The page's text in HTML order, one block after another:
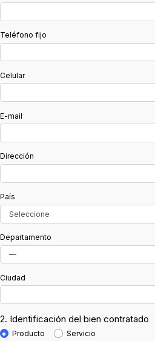
Teléfono fijo
Celular
E-mail
Dirección
País
Departamento
Ciudad
2. Identificación del bien contratado
Producto Servicio